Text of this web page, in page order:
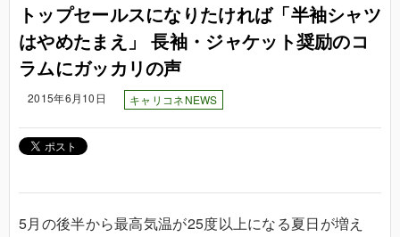
トップセールスになりたければ「半袖シャツ
はやめたまえ」 長袖・ジャケット奨励のコ
ラムにガッカリの声
2015年6月10日 キャリコネNEWS
5月の後半から最高気温が25度以上になる夏日が増え